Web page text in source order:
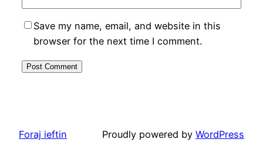
Save my name, email, and website in this
browser for the next time I comment.
Foraj ieftin Proudly powered by WordPress